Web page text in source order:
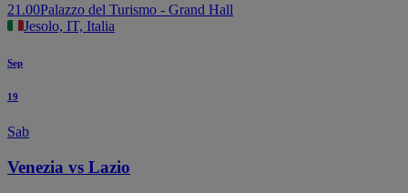
21.00Palazzo del Turismo - Grand Hall
Jesolo, IT, Italia
Sep
19
Sab
Venezia vs Lazio